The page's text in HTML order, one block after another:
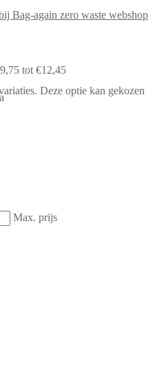
tot €12,45
Deze optie kan gekozen
Max. prijs